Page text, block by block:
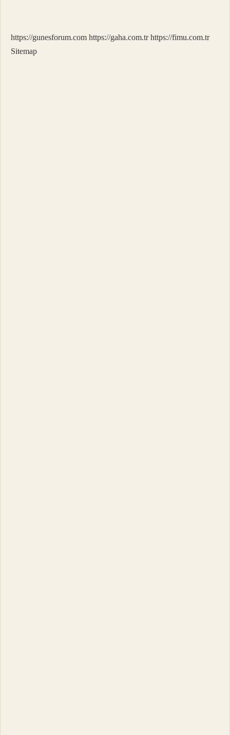
https://gunesforum.com https://gaha.com.tr https://fimu.com.tr
Sitemap